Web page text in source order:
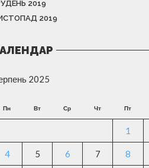
2019
2019
2025
Пн Вт Ср Чт Пт
1
4 5 6 7 8